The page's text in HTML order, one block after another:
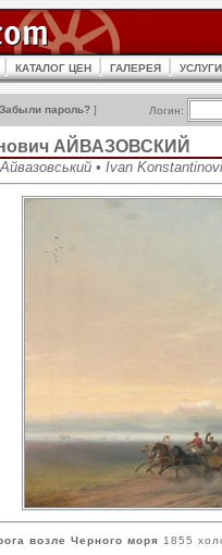
КАТАЛОГ ЦЕН ГАЛЕРЕЯ УСЛУГИ
Забыли пароль? ] Логин:
АЙВАЗОВСКИЙ
• Ivan
возле Черного моря
1855